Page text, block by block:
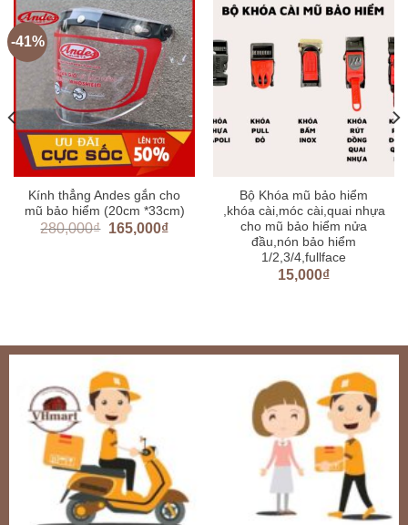
-41%
Kính thẳng Andes gắn cho
mũ bảo hiểm (20cm *33cm)
280,000₫ 165,000₫
Bộ Khóa mũ bảo hiểm
,khóa cài,móc cài,quai nhựa
cho mũ bảo hiểm nửa
đầu,nón bảo hiểm
1/2,3/4,fullface
15,000₫